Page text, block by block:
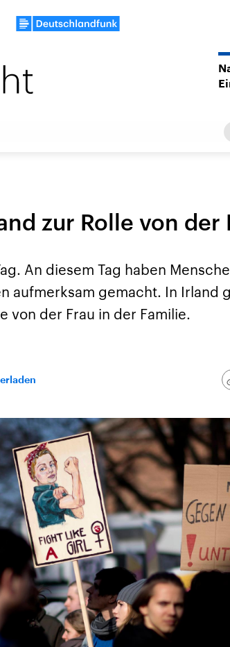
zur Rolle von der
An diesem Tag haben
aufmerksam gemacht. In Irland
von der Frau in der Familie.